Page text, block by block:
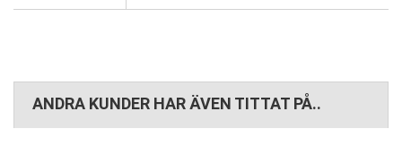
ANDRA KUNDER HAR ÄVEN TITTAT PÅ..